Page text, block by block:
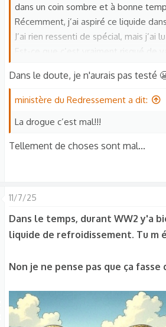
i
o
n
dans un coin sombre et à bonne
Récemment, j’ai aspiré ce liquide
J’ai rien ressenti de spécial, mais
Est-ce que c’est vraiment risqué de
Dans le doute, je n'aurais pas testé
ministère du Redressement a dit:
La drogue c’est mal!!!
Tellement de choses sont mal...
11/7/25
Dans le temps, durant WW2 y'a
liquide de refroidissement. Tu m
Non je ne pense pas que ça fasse